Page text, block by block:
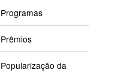
Programas
Prêmios
Popularização da